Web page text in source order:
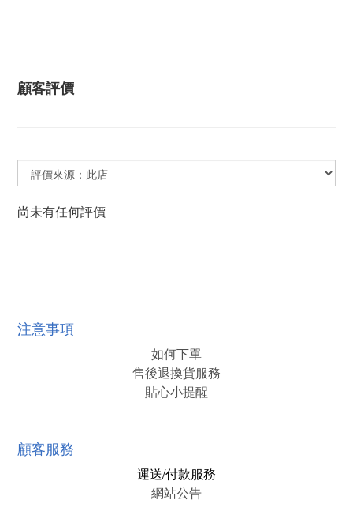
顧客評價
尚未有任何評價
注意事項
如何下單
售後退換貨服務
貼心小提醒
顧客服務
運送/付款服務
網站公告